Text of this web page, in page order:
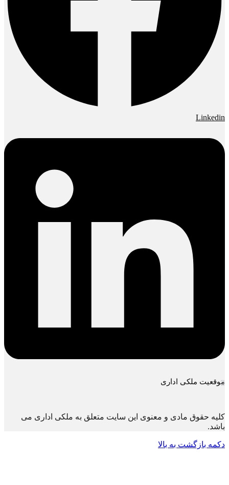
Linkedin
موقعیت ملکی اداری
کلیه حقوق مادی و معنوی این سایت متعلق به ملکی اداری می
باشد.
دکمه بازگشت به بالا